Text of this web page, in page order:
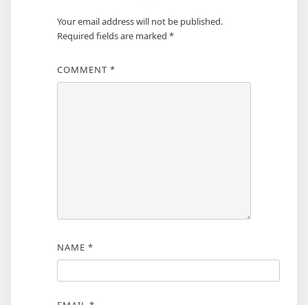
Your email address will not be published.
Required fields are marked *
COMMENT *
NAME *